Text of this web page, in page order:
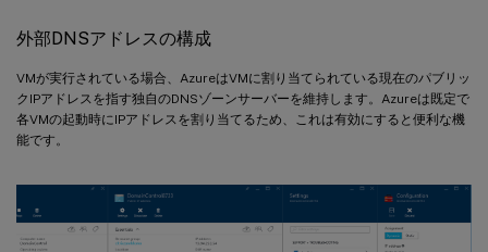
外部DNSアドレスの構成
VMが実行されている場合、AzureはVMに割り当てられている現在のパブリッ
クIPアドレスを指す独自のDNSゾーンサーバーを維持します。Azureは既定で
各VMの起動時にIPアドレスを割り当てるため、これは有効にすると便利な機
能です。